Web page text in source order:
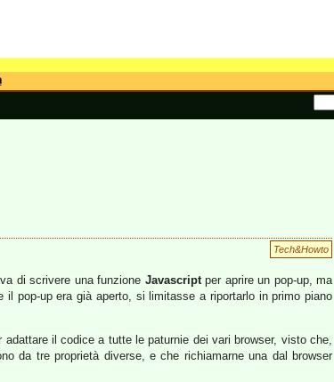
Tech&Howto
di scrivere una funzione Javascriptper aprire un pop-up, ma
pop-up era già aperto, si limitasse a riportarlo in primo piano
il codice a tutte le paturnie dei vari browser, visto che,
da tre proprietà diverse, e che richiamarne una dal browser